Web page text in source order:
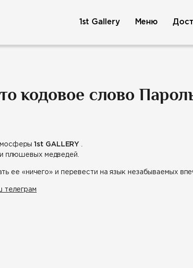
кодовое слово
1st GALLERY
плюшевых медведей.
ее «ничего» и перевести на язык незабываемых
телеграм
1st Gallery Меню